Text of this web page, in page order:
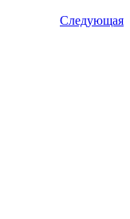
Следующая